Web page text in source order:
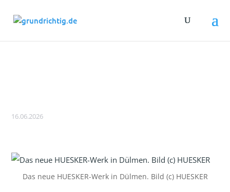
16.06.2026
Das neue HUESKER-Werk in Dülmen. Bild (c) HUESKER